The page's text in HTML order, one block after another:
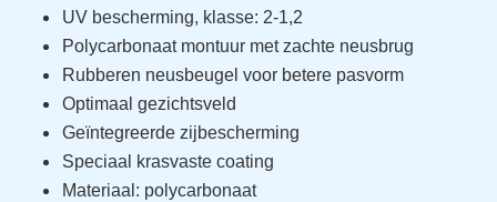
UV bescherming, klasse: 2-1,2
Polycarbonaat montuur met zachte neusbrug
Rubberen neusbeugel voor betere pasvorm
Optimaal gezichtsveld
Geïntegreerde zijbescherming
Speciaal krasvaste coating
Materiaal: polycarbonaat